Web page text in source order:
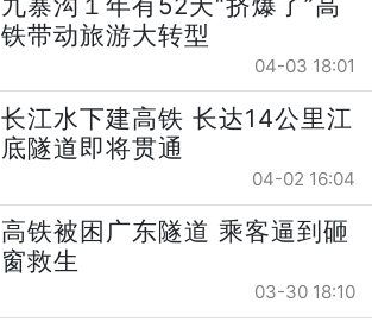
铁带动旅游大转型
04-03 18:01
长江水下建高铁 长达14公里江
底隧道即将贯通
04-02 16:04
高铁被困广东隧道 乘客逼到砸
窗救生
03-30 18:10